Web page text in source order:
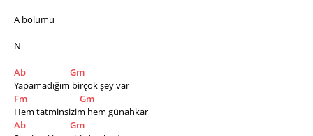
A bölümü
N
Ab
Gm
Yapamadığım birçok şey var
Fm
Gm
Hem tatminsizim hem günahkar
Ab
Gm